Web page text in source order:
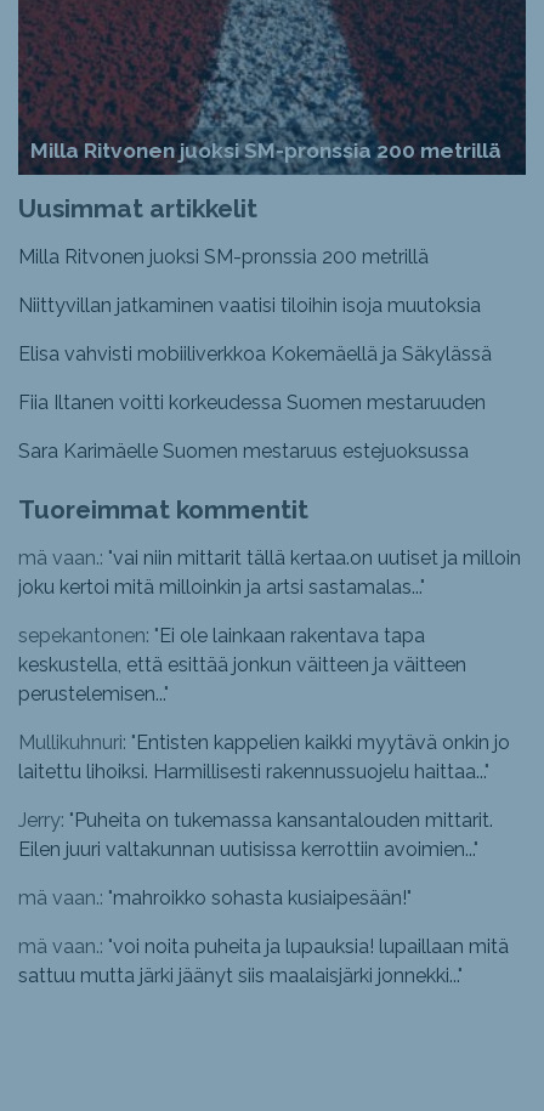
Milla Ritvonen juoksi SM-pronssia 200 metrillä
Uusimmat artikkelit
Milla Ritvonen juoksi SM-pronssia 200 metrillä
Niittyvillan jatkaminen vaatisi tiloihin isoja muutoksia
Elisa vahvisti mobiiliverkkoa Kokemäellä ja Säkylässä
Fiia Iltanen voitti korkeudessa Suomen mestaruuden
Sara Karimäelle Suomen mestaruus estejuoksussa
Tuoreimmat kommentit
mä vaan.: "vai niin mittarit tällä kertaa.on uutiset ja milloin
joku kertoi mitä milloinkin ja artsi sastamalas..."
sepekantonen: " Ei ole lainkaan rakentava tapa
keskustella, että esittää jonkun väitteen ja väitteen
perustelemisen..."
Mullikuhnuri: " Entisten kappelien kaikki myytävä onkin jo
laitettu lihoiksi. Harmillisesti rakennussuojelu haittaa..."
Jerry: " Puheita on tukemassa kansantalouden mittarit.
Eilen juuri valtakunnan uutisissa kerrottiin avoimien..."
mä vaan.: "mahroikko sohasta kusiaipesään!"
mä vaan.: "voi noita puheita ja lupauksia! lupaillaan mitä
sattuu mutta järki jäänyt siis maalaisjärki jonnekki..."